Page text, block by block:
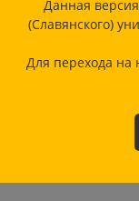
Данная
(Славянского)
Для перехода на